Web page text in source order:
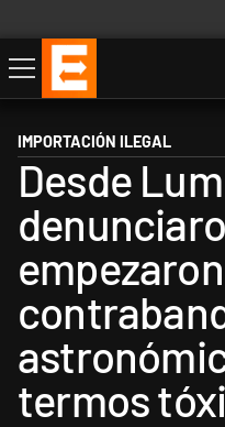
Economía
Política
Internacional
Actualidad
Descargá la App
IMPORTACIÓN ILEGAL
Desde
termos